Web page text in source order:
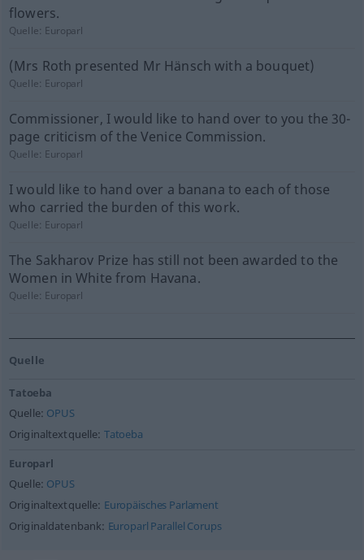
flowers.
Quelle: Europarl
(Mrs Roth presented Mr Hänsch with a bouquet)
Quelle: Europarl
Commissioner, I would like to hand over to you the 30-
page criticism of the Venice Commission.
Quelle: Europarl
I would like to hand over a banana to each of those
who carried the burden of this work.
Quelle: Europarl
The Sakharov Prize has still not been awarded to the
Women in White from Havana.
Quelle: Europarl
Quelle
Tatoeba
Quelle: OPUS
Originaltextquelle: Tatoeba
Europarl
Quelle: OPUS
Originaltextquelle: Europäisches Parlament
Originaldatenbank: Europarl Parallel Corups